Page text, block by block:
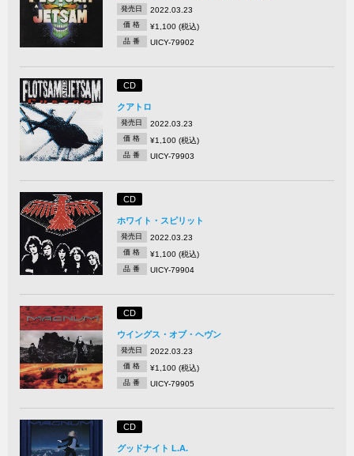
発売日 2022.03.23
価 格 ¥1,100 (税込)
品 番 UICY-79902
CD
クアトロ
発売日 2022.03.23
価 格 ¥1,100 (税込)
品 番 UICY-79903
CD
ホワイト・スピリット
発売日 2022.03.23
価 格 ¥1,100 (税込)
品 番 UICY-79904
CD
ウイングス・オブ・ヘヴン
発売日 2022.03.23
価 格 ¥1,100 (税込)
品 番 UICY-79905
CD
グッドナイト L.A.